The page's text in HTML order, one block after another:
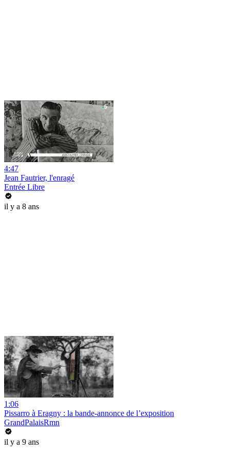
4:47
Jean Fautrier, l'enragé
Entrée Libre
il y a 8 ans
1:06
Pissarro à Eragny : la bande-annonce de l’exposition
GrandPalaisRmn
il y a 9 ans